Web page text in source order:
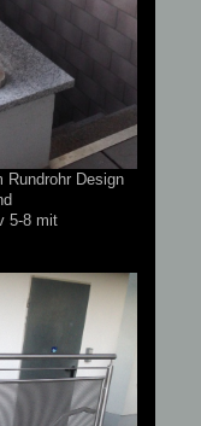
Rundrohr Design
5-8 mit